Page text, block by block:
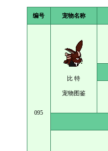
编号 宠物名称
095
比 特
宠物图鉴